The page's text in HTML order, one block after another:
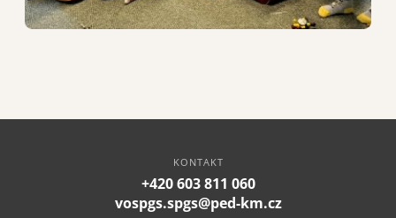
KONTAKT
+420 603 811 060
vospgs.spgs@ped-km.cz